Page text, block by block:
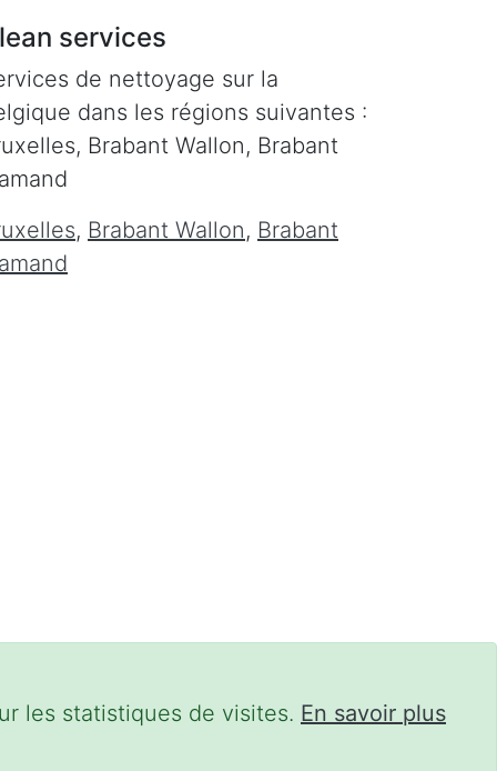
les statistiques de visites. En savoir plus
services
de nettoyage sur la
dans les régions suivantes :
Brabant Wallon, Brabant
, Brabant Wallon, Brabant